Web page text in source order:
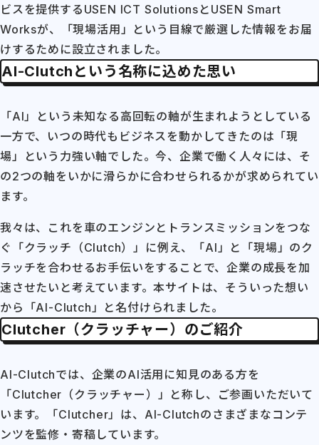
ビスを提供するUSEN ICT SolutionsとUSEN Smart
Worksが、「現場活用」という目線で厳選した情報をお届
けするために設立されました。
AI-Clutchという名称に込めた思い
「AI」という未知なる高回転の軸が生まれようとしている
一方で、いつの時代もビジネスを動かしてきたのは「現
場」という力強い軸でした。今、企業で働く人々には、そ
の2つの軸をいかに滑らかに合わせられるかが求められてい
ます。
我々は、これを車のエンジンとトランスミッションをつな
ぐ「クラッチ（Clutch）」に例え、「AI」と「現場」のク
ラッチを合わせるお手伝いをすることで、企業の成長を加
速させたいと考えています。本サイトは、そういった想い
から「AI-Clutch」と名付けられました。
Clutcher（クラッチャー）のご紹介
AI-Clutchでは、企業のAI活用に知見のある方を
「Clutcher（クラッチャー）」と称し、ご参画いただいて
います。「Clutcher」は、AI-Clutchのさまざまなコンテ
ンツを監修・寄稿しています。